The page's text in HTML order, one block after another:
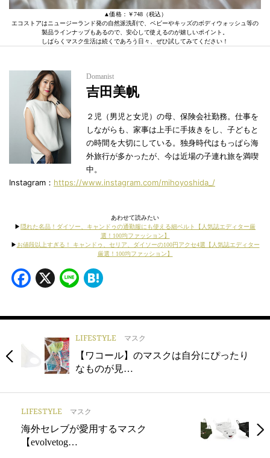
▲価格：￥748（税込）
エコストアはニュージーランド発の自然派洗剤で、ベビーやキッズのボディウォッシュ等の
製品ラインナップもあるので、安心して使えるのが嬉しいポイント。
しばらくマスク生活は続くであろう日々、ぜひ試してみてください！
Domanist
吉田美帆
２児（男児と女児）の母、保険会社勤務。仕事を
しながらも、家事は上手に手抜きをし、子どもと
の時間を大切にしている。独身時代はもっぱら海
外旅行が多かったが、今は近場の子連れ旅を満喫
中。
Instagram： https://www.instagram.com/mihoyoshida_/
あわせて読みたい
▶︎ 隠れた名品！ダイソー、キャンドゥの通勤服にも使える細ベルト【人気誌エディター厳
選！100均ファッション】
▶︎ お値段以上すぎる！ キャンドゥ、セリア、ダイソーの100円アクセ4選【人気誌エディター
厳選！100均ファッション】
Facebook
X Line
LIFESTYLE マスク
【ワコール】のマスクは自分にぴったり
なものが見…
LIFESTYLE マスク
海外セレブが愛用するマスク
【evolvetog…